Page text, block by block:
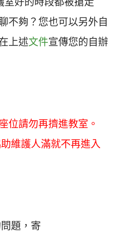
不夠？您也可以另外自
上述文件宣傳您的自辦
位請勿再擠進教室。
維護人滿就不再進入
題，寄